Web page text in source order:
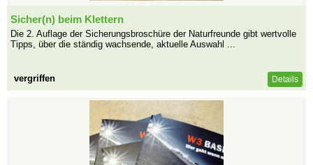
Sicher(n) beim Klettern
Die 2. Auflage der Sicherungsbroschüre der Naturfreunde gibt wertvolle
Tipps, über die ständig wachsende, aktuelle Auswahl ...
vergriffen Details